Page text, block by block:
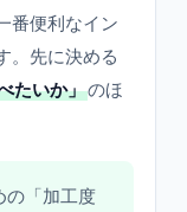
番便利なイン
。先に決める
たいか」のほ
の「加工度